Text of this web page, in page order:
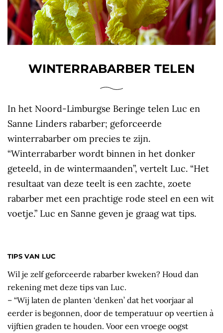
WINTERRABARBER TELEN
In het Noord-Limburgse Beringe telen Luc en
Sanne Linders rabarber; geforceerde
winterrabarber om precies te zijn.
“Winterrabarber wordt binnen in het donker
geteeld, in de wintermaanden”, vertelt Luc. “Het
resultaat van deze teelt is een zachte, zoete
rabarber met een prachtige rode steel en een wit
voetje.” Luc en Sanne geven je graag wat tips.
TIPS VAN LUC
Wil je zelf geforceerde rabarber kweken? Houd dan
rekening met deze tips van Luc.
– “Wij laten de planten ‘denken’ dat het voorjaar al
eerder is begonnen, door de temperatuur op veertien à
vijftien graden te houden. Voor een vroege oogst